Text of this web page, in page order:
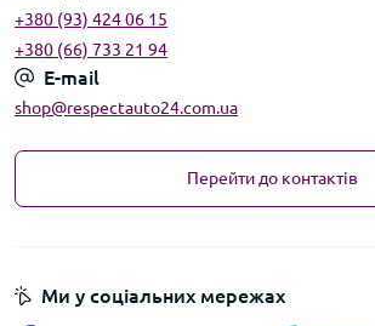
+380 (93) 424 06 15
+380 (66) 733 21 94
E-mail
shop@respectauto24.com.ua
Перейти до контактів
Ми у соціальних мережах